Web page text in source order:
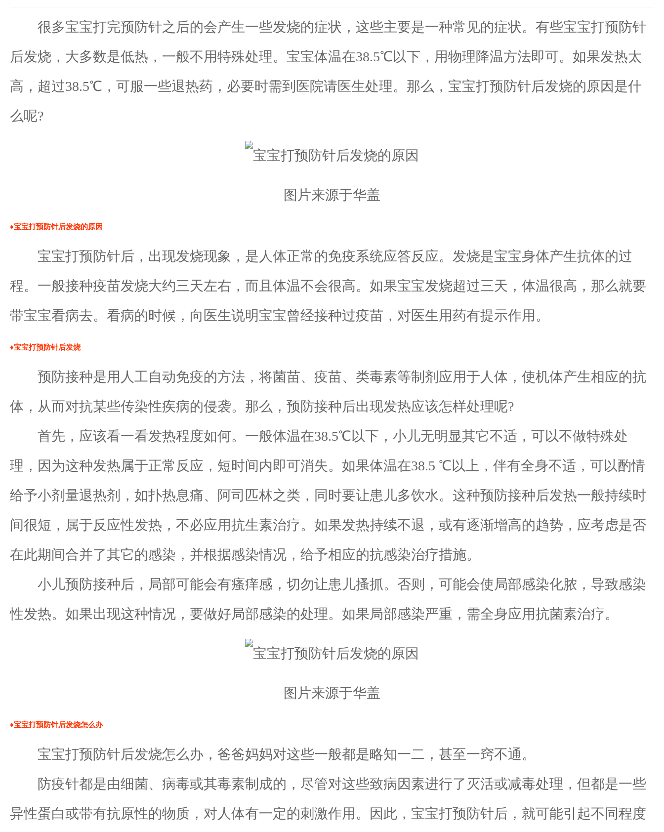
很多宝宝打完预防针之后的会产生一些发烧的症状，这些主要是一种常见的症状。有些宝宝打预防针
后发烧，大多数是低热，一般不用特殊处理。宝宝体温在38.5℃以下，用物理降温方法即可。如果发热太
高，超过38.5℃，可服一些退热药，必要时需到医院请医生处理。那么，宝宝打预防针后发烧的原因是什
么呢?
图片来源于华盖
♦宝宝打预防针后发烧的原因
宝宝打预防针后，出现发烧现象，是人体正常的免疫系统应答反应。发烧是宝宝身体产生抗体的过
程。一般接种疫苗发烧大约三天左右，而且体温不会很高。如果宝宝发烧超过三天，体温很高，那么就要
带宝宝看病去。看病的时候，向医生说明宝宝曾经接种过疫苗，对医生用药有提示作用。
♦宝宝打预防针后发烧
预防接种是用人工自动免疫的方法，将菌苗、疫苗、类毒素等制剂应用于人体，使机体产生相应的抗
体，从而对抗某些传染性疾病的侵袭。那么，预防接种后出现发热应该怎样处理呢?
首先，应该看一看发热程度如何。一般体温在38.5℃以下，小儿无明显其它不适，可以不做特殊处
理，因为这种发热属于正常反应，短时间内即可消失。如果体温在38.5 ℃以上，伴有全身不适，可以酌情
给予小剂量退热剂，如扑热息痛、阿司匹林之类，同时要让患儿多饮水。这种预防接种后发热一般持续时
间很短，属于反应性发热，不必应用抗生素治疗。如果发热持续不退，或有逐渐增高的趋势，应考虑是否
在此期间合并了其它的感染，并根据感染情况，给予相应的抗感染治疗措施。
小儿预防接种后，局部可能会有瘙痒感，切勿让患儿搔抓。否则，可能会使局部感染化脓，导致感染
性发热。如果出现这种情况，要做好局部感染的处理。如果局部感染严重，需全身应用抗菌素治疗。
图片来源于华盖
♦宝宝打预防针后发烧怎么办
宝宝打预防针后发烧怎么办，爸爸妈妈对这些一般都是略知一二，甚至一窍不通。
防疫针都是由细菌、病毒或其毒素制成的，尽管对这些致病因素进行了灭活或减毒处理，但都是一些
异性蛋白或带有抗原性的物质，对人体有一定的刺激作用。因此，宝宝打预防针后，就可能引起不同程度